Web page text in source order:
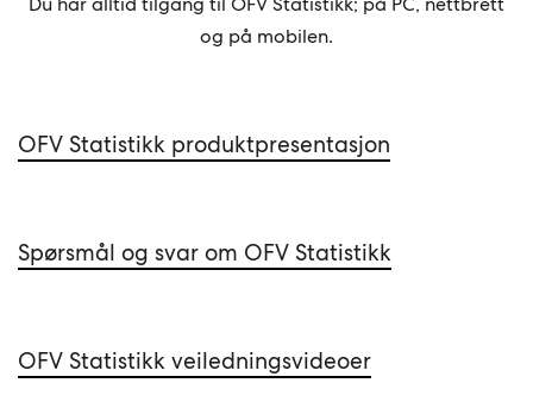
og på mobilen.
OFV Statistikk produktpresentasjon
Spørsmål og svar om OFV Statistikk
OFV Statistikk veiledningsvideoer